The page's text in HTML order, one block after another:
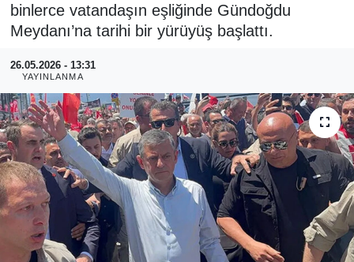
binlerce vatandaşın eşliğinde Gündoğdu
Meydanı’na tarihi bir yürüyüş başlattı.
26.05.2026 - 13:31
YAYINLANMA